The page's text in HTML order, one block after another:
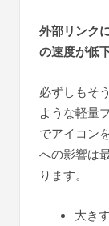
外部リンク
の速度が低
必ずしもそ
ような軽量
でアイコン
への影響は
ります。
大き